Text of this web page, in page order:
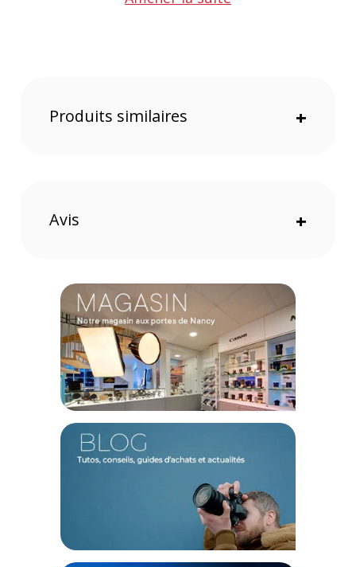
particulièrement utiles pour garder vos câbles bien rangés et
éviter les enchevêtrements.
intempéries légères. Les fermetures éclair YKK RC assurent
protection, tandis que les poignées en toile offrent un confort
de transport optimal.
Que vous soyez photographe, vidéaste, technicien son ou
simplement soucieux de l'organisation de vos accessoires
électroniques, le sac Think Tank Cable Management 30 V3.0
s'avère être un compagnon idéal pour maintenir l'ordre dans
Caractéristiques du Think Tank Cable Management 30
Matériau : Ripstop à double diamant traité DWR
Fermetures : Éclair YKK RC durables
Poids : 130 g
Produits similaires +
Avis +